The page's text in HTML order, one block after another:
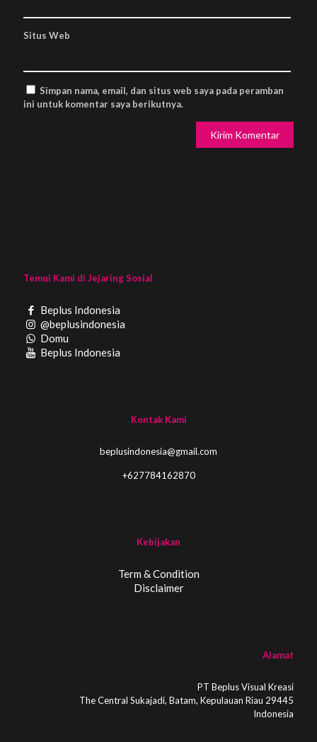
Situs Web
Simpan nama, email, dan situs web saya pada peramban
ini untuk komentar saya berikutnya.
Temui Kami di Jejaring Sosial
Beplus Indonesia
@beplusindonesia
Domu
Beplus Indonesia
Kontak Kami
beplusindonesia@gmail.com
+627784162870
Kebijakan
Term & Condition
Disclaimer
Alamat
PT Beplus Visual Kreasi
The Central Sukajadi, Batam, Kepulauan Riau 29445
Indonesia